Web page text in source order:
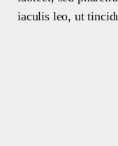
iaculis leo, ut